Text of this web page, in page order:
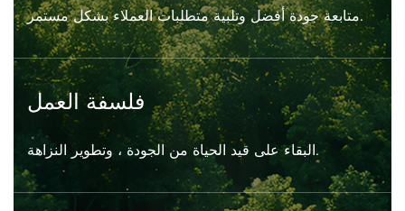
متابعة جودة أفضل وتلبية متطلبات العملاء بشكل مستمر.
فلسفة العمل
البقاء على قيد الحياة من الجودة ، وتطوير النزاهة.